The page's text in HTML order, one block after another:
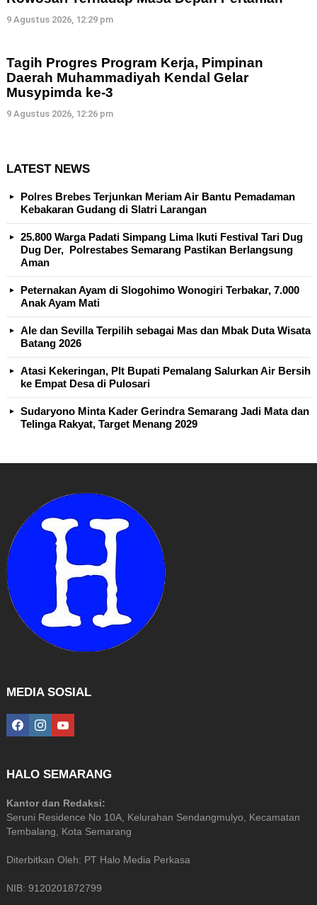
9 Agustus 2026, 12:29 pm
Tagih Progres Program Kerja, Pimpinan
Daerah Muhammadiyah Kendal Gelar
Musypimda ke-3
9 Agustus 2026, 12:26 pm
LATEST NEWS
Polres Brebes Terjunkan Meriam Air Bantu Pemadaman
Kebakaran Gudang di Slatri Larangan
25.800 Warga Padati Simpang Lima Ikuti Festival Tari Dug
Dug Der, Polrestabes Semarang Pastikan Berlangsung
Aman
Peternakan Ayam di Slogohimo Wonogiri Terbakar, 7.000
Anak Ayam Mati
Ale dan Sevilla Terpilih sebagai Mas dan Mbak Duta Wisata
Batang 2026
Atasi Kekeringan, Plt Bupati Pemalang Salurkan Air Bersih
ke Empat Desa di Pulosari
Sudaryono Minta Kader Gerindra Semarang Jadi Mata dan
Telinga Rakyat, Target Menang 2029
MEDIA SOSIAL
facebookinstagramyoutube
HALO SEMARANG
Kantor dan Redaksi:
Seruni Residence No 10A, Kelurahan Sendangmulyo, Kecamatan
Tembalang, Kota Semarang
Diterbitkan Oleh: PT Halo Media Perkasa
NIB: 9120201872799